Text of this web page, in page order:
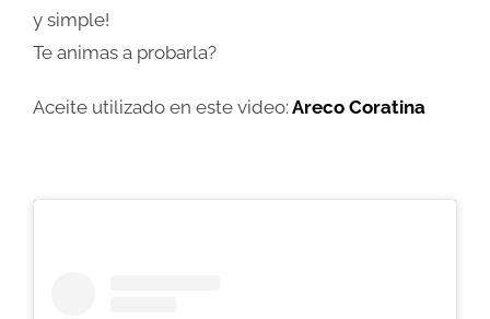
y simple!
Te animas a probarla?
Aceite utilizado en este video: Areco Coratina